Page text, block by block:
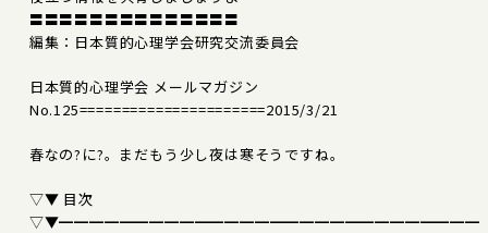
〓〓〓〓〓〓〓〓〓〓〓〓〓〓
編集：日本質的心理学会研究交流委員会
日本質的心理学会 メールマガジン
No.125======================2015/3/21
春なの?に?。まだもう少し夜は寒そうですね。
▽▼ 目次
▽▼━━━━━━━━━━━━━━━━━━━━━━━━━━━━